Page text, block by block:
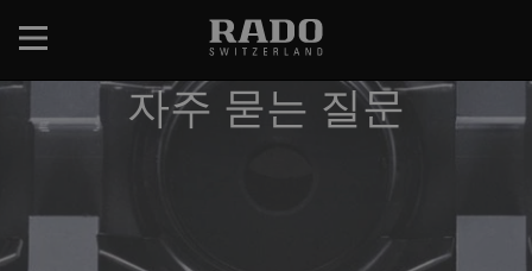
主
자주 묻는 질문